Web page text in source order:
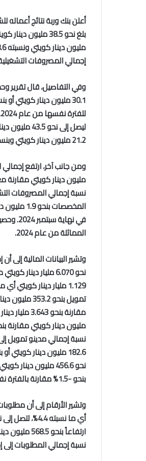
إجمالي المصروفات
وفي التفاصيل، قال تقرير
21.2 مليون دينار كويتي وبنسبة 500.9%، ليصل إلى 25.4 مليون دينار كويتي مقابل بنحو 4.2 مليون دينار كويتي.
المماثلة من عام 2024.
بنحو -1.5% مقارنة بالفترة نفسها من عام 2024 عندما بلغ نحو 278.3 مليون دينار كويتي (5.6% من إجمالي الموجودات).
نسبة إجمالي المطلوبات إلى إجمالي